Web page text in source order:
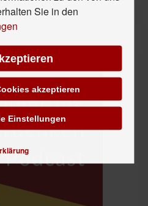
Sie in den
akzeptieren
Einstellungen